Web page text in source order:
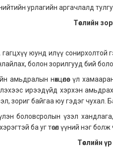
урлагийн аргачлалд
Төслийн
юунд илүү сонирхолтой
болон зорилгууд бий
амьдралын нөхцөлөөс үл
ирээдүйд хэрхэн
зориг байгаа юу гэдэг чухал.
боловсролын үзэл
ба уг төсөл үүний нэг болж
Төслийн